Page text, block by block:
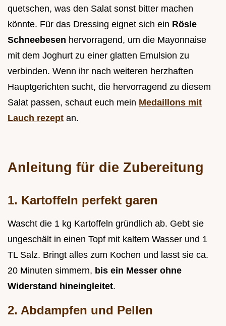
quetschen, was den Salat sonst bitter machen
könnte. Für das Dressing eignet sich ein Rösle
Schneebesen hervorragend, um die Mayonnaise
mit dem Joghurt zu einer glatten Emulsion zu
verbinden. Wenn ihr nach weiteren herzhaften
Hauptgerichten sucht, die hervorragend zu diesem
Salat passen, schaut euch mein Medaillons mit
Lauch rezept an.
Anleitung für die Zubereitung
1. Kartoffeln perfekt garen
Wascht die 1 kg Kartoffeln gründlich ab. Gebt sie
ungeschält in einen Topf mit kaltem Wasser und 1
TL Salz. Bringt alles zum Kochen und lasst sie ca.
20 Minuten simmern, bis ein Messer ohne
Widerstand hineingleitet.
2. Abdampfen und Pellen